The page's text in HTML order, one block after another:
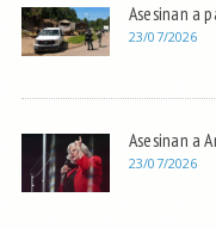
Asesinan a
23/07/2026
Asesinan a
23/07/2026